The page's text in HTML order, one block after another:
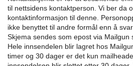
til nettsidens kontaktperson. Vi ber da
kontaktinformasjon til denne.
ikke benyttet til andre formål enn å
Skjema sendes som epost via Mailgun
Hele innsendelen blir lagret hos
timer og 30 dager er det kun